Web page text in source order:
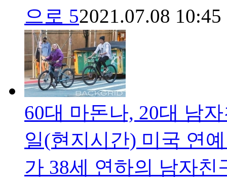
으로 52021.07.08 10:45
60대 마돈나, 20대 남
일(현지시간) 미국 연
가 38세 연하의 남자